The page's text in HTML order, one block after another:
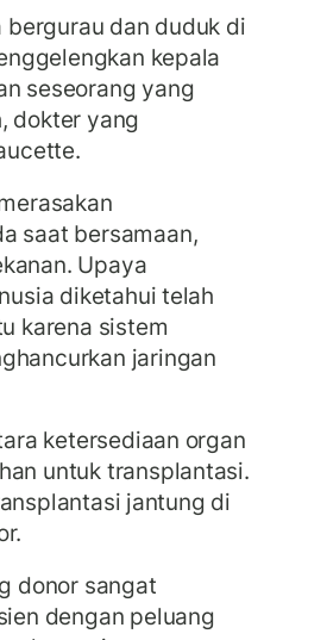
dan duduk di
kepala
seseorang yang
dokter yang
saat bersamaan,
Upaya
diketahui telah
karena sistem
jaringan
ketersediaan organ
untuk transplantasi.
jantung di
donor sangat
dengan peluang